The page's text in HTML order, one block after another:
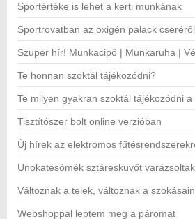
Sportértéke is lehet a kerti munkának
Sportrovatban az oxigén palack cseréről
Szuper hír! Munkacipő | Munkaruha |
Te honnan szoktál tájékozódni?
Te milyen gyakran szoktál tájékozódni
Tisztítószer bolt online verzióban
Új hírek az elektromos
Unokatesómék sztáresküvőt
Változnak a telek, változnak a
Webshoppal leptem meg a páromat